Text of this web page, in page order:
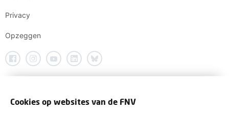
Privacy
Opzeggen
Cookies op websites van de FNV